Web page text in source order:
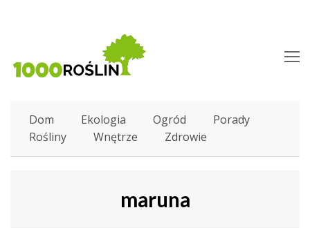
Dom Ekologia Ogród
Porady
Rośliny
Wnętrze Zdrowie
maruna